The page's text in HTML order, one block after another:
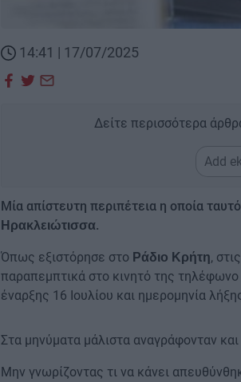
14:41 | 17/07/2025
Δείτε περισσότερα
Add
Μία απίστευτη περιπέτεια η οποία
Ηρακλειώτισσα.
Όπως εξιστόρησε στο Ράδιο Κρήτη,
παραπεμπτικά στο κινητό της τηλέφωνο
έναρξης 16 Ιουλίου και ημερομηνία
Στα μηνύματα μάλιστα αναγράφονταν
Μην γνωρίζοντας τι να κάνει